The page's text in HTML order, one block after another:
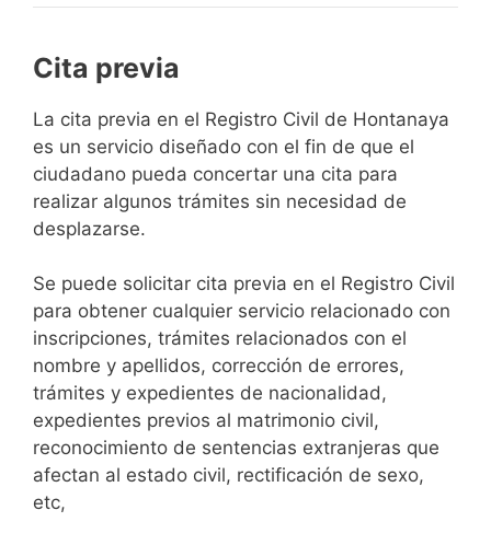
Cita previa
​​​​​​​​​​​​​​​​​​​​​​​​​​​​La cita previa en el Registro Civil de Hontanaya
es un servicio diseñado con el fin de que el
ciudadano pueda concertar una cita para
realizar algunos trámites sin necesidad de
desplazarse.​
Se puede solicitar cita previa en el Registro Civil
para obtener cualquier servicio relacionado con
inscripciones, trámites relacionados con el
nombre y apellidos, corrección de errores,
trámites y expedientes de nacionalidad,
expedientes previos al matrimonio civil,
reconocimiento de sentencias extranjeras que
afectan al estado civil, rectificación de sexo,
etc,